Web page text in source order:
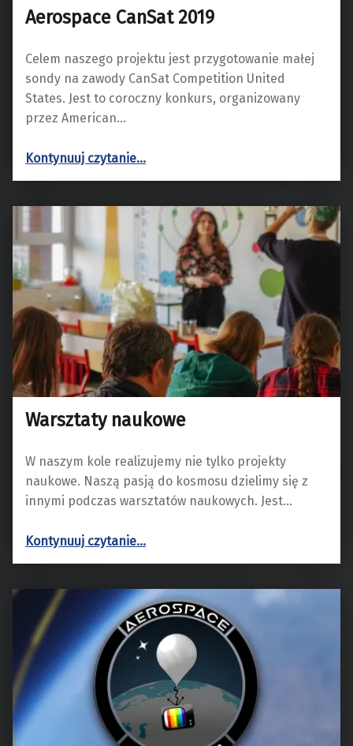
Aerospace CanSat 2019
Celem naszego projektu jest przygotowanie małej
sondy na zawody CanSat Competition United
States. Jest to coroczny konkurs, organizowany
przez American…
Kontynuuj czytanie…
Warsztaty naukowe
W naszym kole realizujemy nie tylko projekty
naukowe. Naszą pasją do kosmosu dzielimy się z
innymi podczas warsztatów naukowych. Jest…
Kontynuuj czytanie…